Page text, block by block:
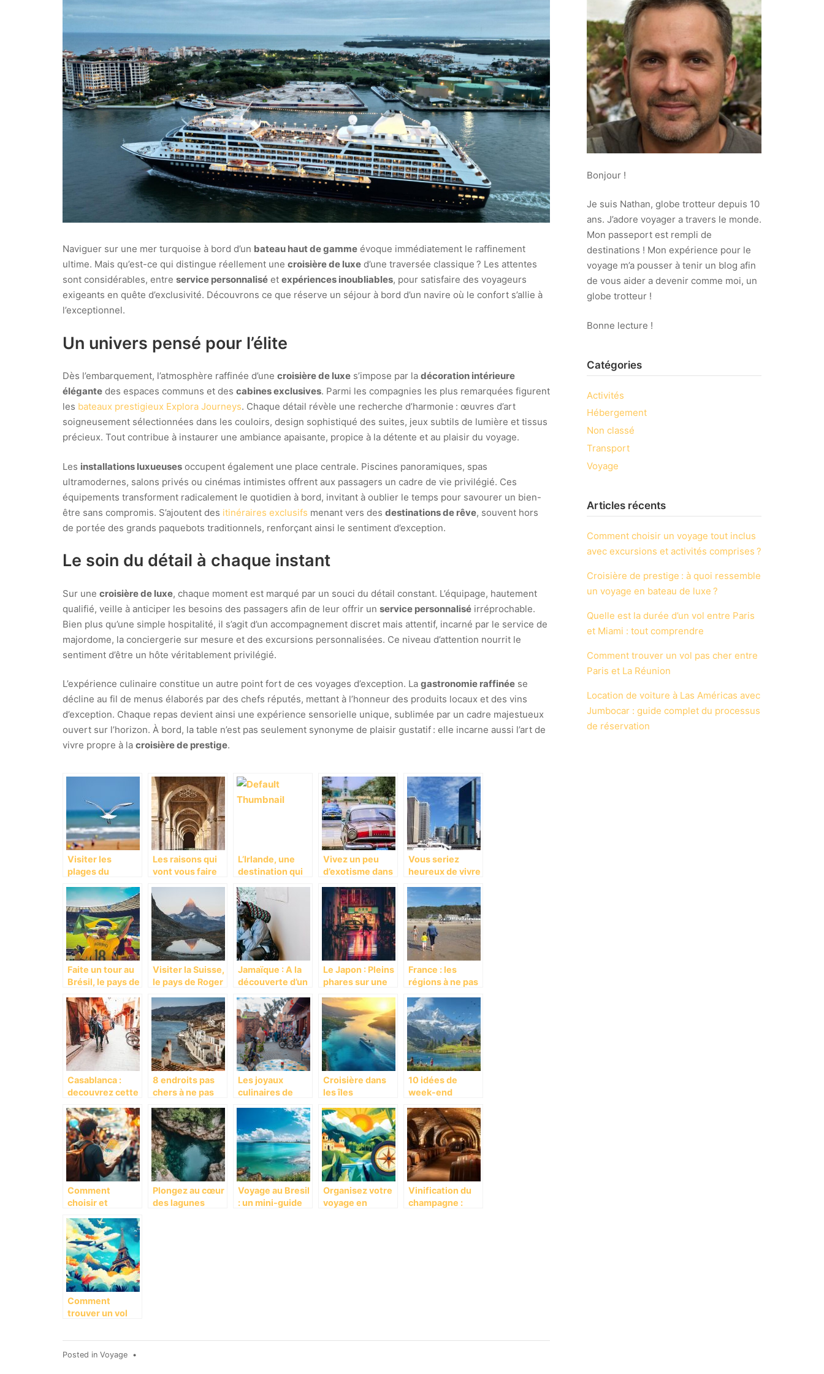
Naviguer sur une mer turquoise à bord d’un bateau haut de gamme évoque immédiatement le raffinement
ultime. Mais qu’est-ce qui distingue réellement une croisière de luxe d’une traversée classique ? Les attentes
sont considérables, entre service personnalisé et expériences inoubliables, pour satisfaire des voyageurs
exigeants en quête d’exclusivité. Découvrons ce que réserve un séjour à bord d’un navire où le confort s’allie à
l’exceptionnel.
Un univers pensé pour l’élite
Dès l’embarquement, l’atmosphère raffinée d’une croisière de luxe s’impose par la décoration intérieure
élégante des espaces communs et des cabines exclusives. Parmi les compagnies les plus remarquées figurent
les bateaux prestigieux Explora Journeys. Chaque détail révèle une recherche d’harmonie : œuvres d’art
soigneusement sélectionnées dans les couloirs, design sophistiqué des suites, jeux subtils de lumière et tissus
précieux. Tout contribue à instaurer une ambiance apaisante, propice à la détente et au plaisir du voyage.
Les installations luxueuses occupent également une place centrale. Piscines panoramiques, spas
ultramodernes, salons privés ou cinémas intimistes offrent aux passagers un cadre de vie privilégié. Ces
équipements transforment radicalement le quotidien à bord, invitant à oublier le temps pour savourer un bien-
être sans compromis. S’ajoutent des itinéraires exclusifs menant vers des destinations de rêve, souvent hors
de portée des grands paquebots traditionnels, renforçant ainsi le sentiment d’exception.
Le soin du détail à chaque instant
Sur une croisière de luxe, chaque moment est marqué par un souci du détail constant. L’équipage, hautement
qualifié, veille à anticiper les besoins des passagers afin de leur offrir un service personnalisé irréprochable.
Bien plus qu’une simple hospitalité, il s’agit d’un accompagnement discret mais attentif, incarné par le service de
majordome, la conciergerie sur mesure et des excursions personnalisées. Ce niveau d’attention nourrit le
sentiment d’être un hôte véritablement privilégié.
L’expérience culinaire constitue un autre point fort de ces voyages d’exception. La gastronomie raffinée se
décline au fil de menus élaborés par des chefs réputés, mettant à l’honneur des produits locaux et des vins
d’exception. Chaque repas devient ainsi une expérience sensorielle unique, sublimée par un cadre majestueux
ouvert sur l’horizon. À bord, la table n’est pas seulement synonyme de plaisir gustatif : elle incarne aussi l’art de
vivre propre à la croisière de prestige.
Visiter les
plages du
Les raisons qui
vont vous faire
L’Irlande, une
destination qui
Vivez un peu
d’exotisme dans
Vous seriez
heureux de vivre
Faite un tour au
Brésil, le pays de
Visiter la Suisse,
le pays de Roger
Jamaïque : A la
découverte d’un
Le Japon : Pleins
phares sur une
touristique
fascinante
France : les
régions à ne pas
Casablanca :
decouvrez cette
s’entremelent
traditions et
modernite
8 endroits pas
chers à ne pas
votre voyage en
Espagne
Les joyaux
culinaires de
gastronomique
dans les
restaurants
d’exception
Croisière dans
les îles
Grèce : guide
des meilleures
randonnées
côtières
10 idées de
week-end
en Suisse :
Découverte des
spas bio et éco-
responsables
Comment
choisir et
excursions lors
de votre voyage
? De la Grande
Guerre aux
specialites
locales
Plongez au cœur
des lagunes
Voyage au Bresil
: un mini-guide
Organisez votre
voyage en
Vinification du
champagne :
Comment
trouver un vol
Réunion
Posted in Voyage •
Bonjour !
Je suis Nathan, globe trotteur depuis 10
ans. J’adore voyager a travers le monde.
Mon passeport est rempli de
destinations ! Mon expérience pour le
voyage m’a pousser à tenir un blog afin
de vous aider a devenir comme moi, un
globe trotteur !
Bonne lecture !
Catégories
Activités
Hébergement
Non classé
Transport
Voyage
Articles récents
Comment choisir un voyage tout inclus
avec excursions et activités comprises ?
Croisière de prestige : à quoi ressemble
un voyage en bateau de luxe ?
Quelle est la durée d’un vol entre Paris
et Miami : tout comprendre
Comment trouver un vol pas cher entre
Paris et La Réunion
Location de voiture à Las Américas avec
Jumbocar : guide complet du processus
de réservation